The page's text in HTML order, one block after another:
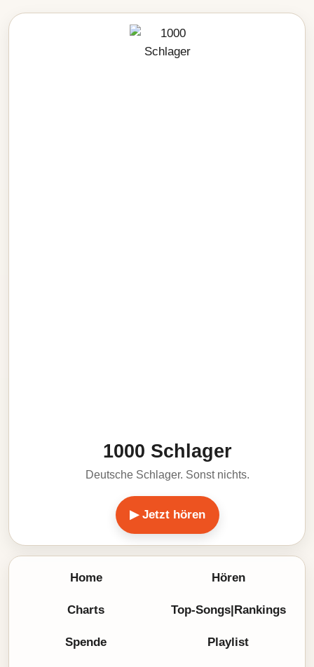
1000 Schlager
Deutsche Schlager. Sonst nichts.
▶ Jetzt hören
Home Hören
Charts Top-Songs|Rankings
Spende Playlist